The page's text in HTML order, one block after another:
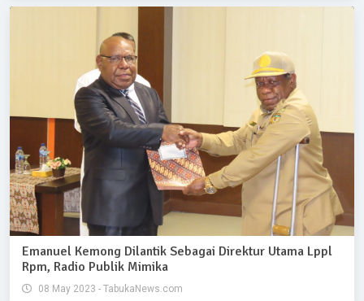
Emanuel Kemong Dilantik Sebagai Direktur Utama Lppl
Rpm, Radio Publik Mimika
08 May 2023 - TabukaNews.com